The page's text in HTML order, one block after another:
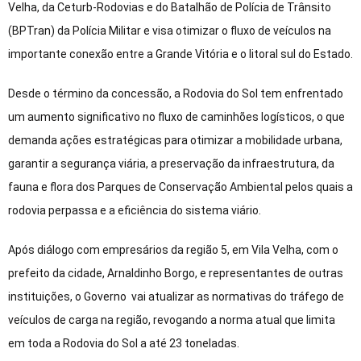
Velha, da Ceturb-Rodovias e do Batalhão de Polícia de Trânsito
(BPTran) da Polícia Militar e visa otimizar o fluxo de veículos na
importante conexão entre a Grande Vitória e o litoral sul do Estado.
Desde o término da concessão, a Rodovia do Sol tem enfrentado
um aumento significativo no fluxo de caminhões logísticos, o que
demanda ações estratégicas para otimizar a mobilidade urbana,
garantir a segurança viária, a preservação da infraestrutura, da
fauna e flora dos Parques de Conservação Ambiental pelos quais a
rodovia perpassa e a eficiência do sistema viário.
Após diálogo com empresários da região 5, em Vila Velha, com o
prefeito da cidade, Arnaldinho Borgo, e representantes de outras
instituições, o Governo vai atualizar as normativas do tráfego de
veículos de carga na região, revogando a norma atual que limita
em toda a Rodovia do Sol a até 23 toneladas.